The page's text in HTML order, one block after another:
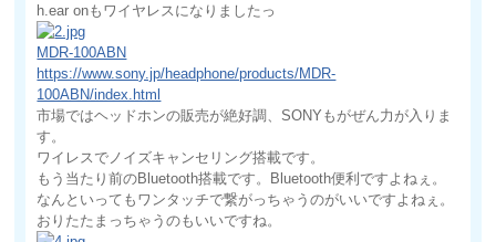
h.ear onもワイヤレスになりましたっ
MDR-100ABN
https://www.sony.jp/headphone/products/MDR-
100ABN/index.html
市場ではヘッドホンの販売が絶好調、SONYもがぜん力が入りま
す。
ワイレスでノイズキャンセリング搭載です。
もう当たり前のBluetooth搭載です。Bluetooth便利ですよねぇ。
なんといってもワンタッチで繋がっちゃうのがいいですよねぇ。
おりたたまっちゃうのもいいですね。